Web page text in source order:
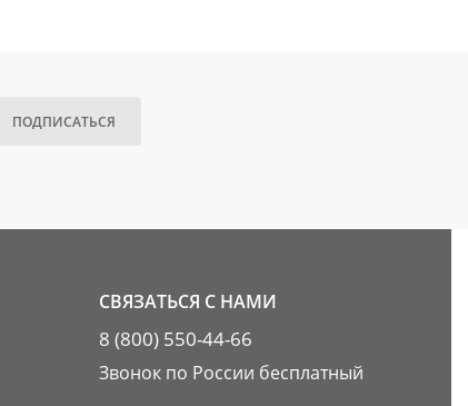
ПОДПИСАТЬСЯ
СВЯЗАТЬСЯ С НАМИ
8 (800) 550-44-66
Звонок по России бесплатный